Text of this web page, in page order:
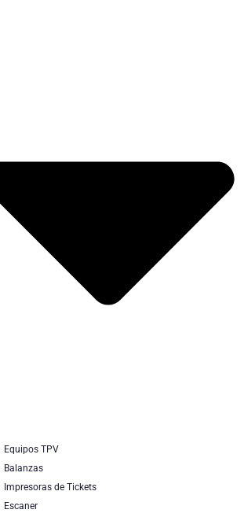
Equipos TPV
Balanzas
Impresoras de Tickets
Escaner